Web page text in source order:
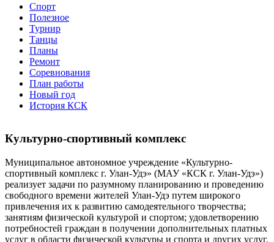
Спорт
Полезное
Турнир
Танцы
Планы
Ремонт
Соревнования
План работы
Новый год
История КСК
Культурно-спортивный комплекс
Муниципальное автономное учреждение «Культурно-
спортивный комплекс г. Улан-Удэ» (МАУ «КСК г. Улан-Удэ»)
реализует задачи по разумному планированию и проведению
свободного времени жителей Улан-Удэ путем широкого
привлечения их к развитию самодеятельного творчества;
занятиям физической культурой и спортом; удовлетворению
потребностей граждан в получении дополнительных платных
услуг в области физической культуры и спорта и других услуг.